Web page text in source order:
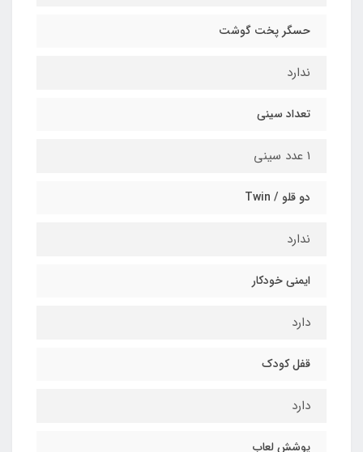
حسگر پخت گوشت
ندارد
تعداد سینی
۱ عدد سینی
دو قلو / Twin
ندارد
ایمنی خودکار
دارد
قفل کودک
دارد
پوشش لعاب